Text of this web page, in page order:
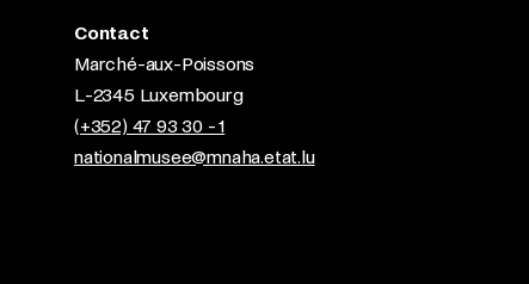
Contact
Marché-aux-Poissons
L-2345 Luxembourg
(+352) 47 93 30 - 1
nationalmusee@mnaha.etat.lu